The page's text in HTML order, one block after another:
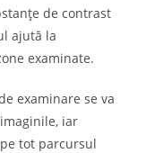
de contrast
ajută la
examinate.
examinare se va
iar
tot parcursul